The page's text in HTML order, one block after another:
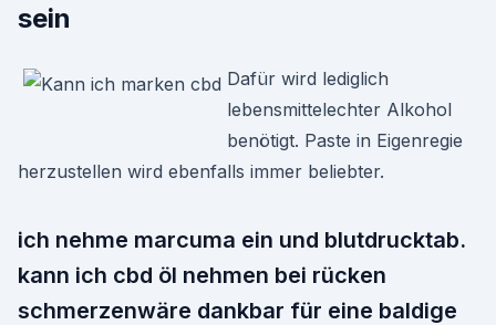
sein
Dafür wird lediglich
lebensmittelechter Alkohol
benötigt. Paste in Eigenregie
herzustellen wird ebenfalls immer beliebter.
ich nehme marcuma ein und blutdrucktab.
kann ich cbd öl nehmen bei rücken
schmerzenwäre dankbar für eine baldige